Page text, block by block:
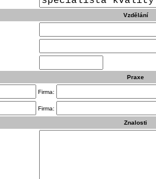
Vzdělání
Praxe
Firma:
Firma:
Znalosti